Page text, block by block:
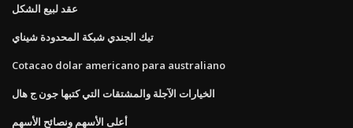
عقد لبيع الشكل
تيك الجندي شبكة المحدودة شيناي
Cotacao dolar americano para australiano
الخيارات الآجلة والمشتقات التي كتبها جون ج هال
أعلى الأسهم ونصائح الأسهم